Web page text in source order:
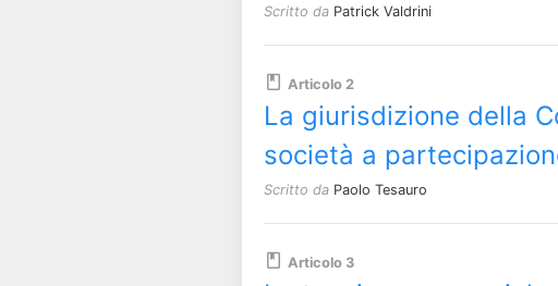
Scritto da Patrick Valdrini
Articolo 2
La giurisdizione della
società a
Scritto da Paolo Tesauro
Articolo 3